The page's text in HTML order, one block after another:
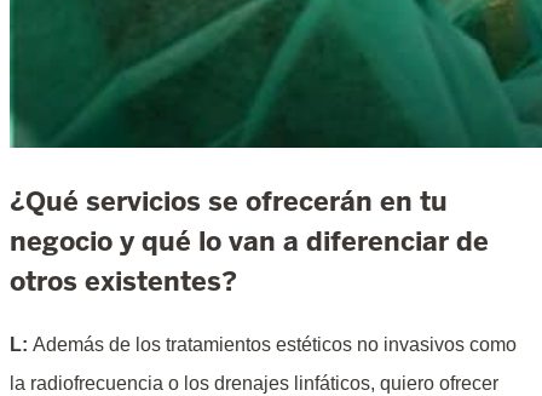
¿Qué servicios se ofrecerán en tu
negocio y qué lo van a diferenciar de
otros existentes?
L: Además de los tratamientos estéticos no invasivos como
la radiofrecuencia o los drenajes linfáticos, quiero ofrecer